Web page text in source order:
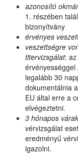
azonosító
1. részében
bizonyítvány
érvényes
veszettségre
titervizsgálat:
legalább 30
dokumentálnia
EU által erre a
elvégeztetni.
3 hónapos
vérvizsgálat
eredményű
igazolni.